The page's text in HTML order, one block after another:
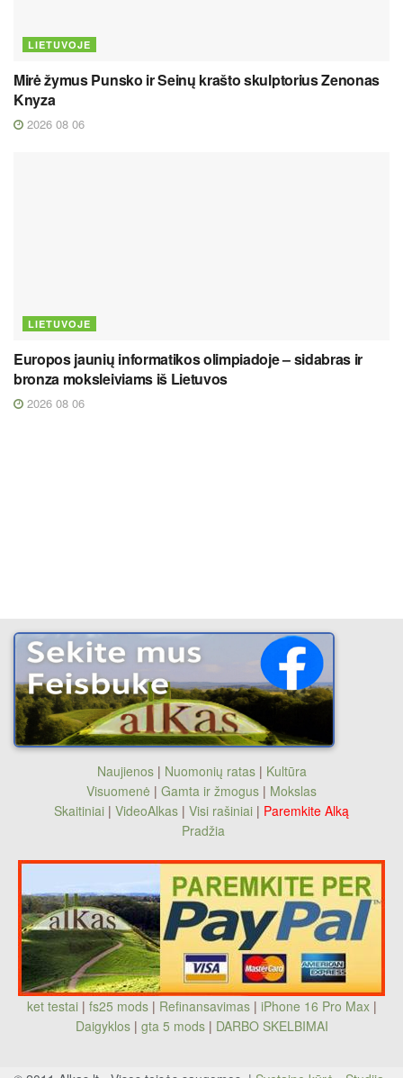
LIETUVOJE
Mirė žymus Punsko ir Seinų krašto skulptorius Zenonas
Knyza
2026 08 06
LIETUVOJE
Europos jaunių informatikos olimpiadoje – sidabras ir
bronza moksleiviams iš Lietuvos
2026 08 06
Naujienos| Nuomonių ratas| Kultūra
Visuomenė | Gamta ir žmogus | Mokslas
Skaitiniai | VideoAlkas | Visi rašiniai | Paremkite Alką
Pradžia
ket testai | fs25 mods| Refinansavimas| iPhone 16 Pro Max|
Daigyklos| gta 5 mods | DARBO SKELBIMAI